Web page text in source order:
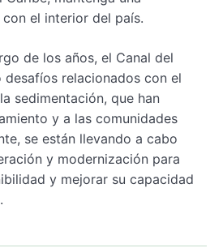
el interior del país.
de los años, el Canal del
desafíos relacionados con el
sedimentación, que han
y a las comunidades
se están llevando a cabo
y modernización para
y mejorar su capacidad